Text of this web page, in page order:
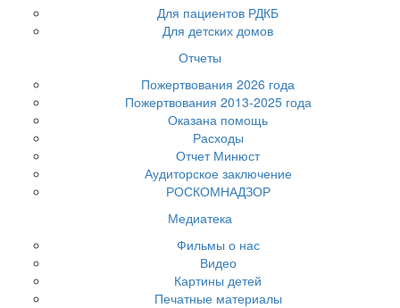
Для пациентов РДКБ
Для детских домов
Отчеты
Пожертвования 2026 года
Пожертвования 2013-2025 года
Оказана помощь
Расходы
Отчет Минюст
Аудиторское заключение
РОСКОМНАДЗОР
Медиатека
Фильмы о нас
Видео
Картины детей
Печатные материалы